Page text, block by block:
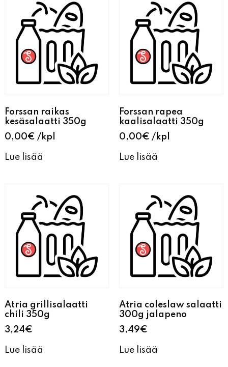
Forssan raikas
kesäsalaatti 350g
0,00€ kpl
Lue lisää
Forssan rapea
kaalisalaatti 350g
0,00€ kpl
Lue lisää
Atria grillisalaatti
chili 350g
3,24€
Lue lisää
Atria coleslaw salaatti
300g jalapeno
3,49€
Lue lisää